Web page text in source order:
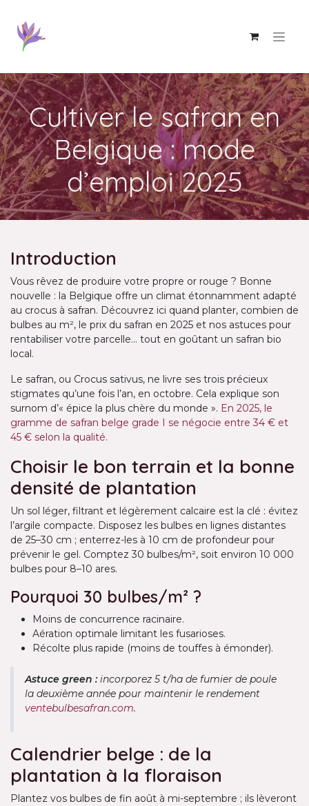
Cultiver le safran en
Belgique : mode
d’emploi 2025
Introduction
Vous rêvez de produire votre propre or rouge ? Bonne
nouvelle : la Belgique offre un climat étonnamment adapté
au crocus à safran. Découvrez ici quand planter, combien de
bulbes au m², le prix du safran en 2025 et nos astuces pour
rentabiliser votre parcelle… tout en goûtant un safran bio
local.
Le safran, ou Crocus sativus, ne livre ses trois précieux
stigmates qu’une fois l’an, en octobre. Cela explique son
surnom d’« épice la plus chère du monde ». En 2025, le
gramme de safran belge grade I se négocie entre 34 € et
45 € selon la qualité.
Choisir le bon terrain et la bonne
densité de plantation
Un sol léger, filtrant et légèrement calcaire est la clé : évitez
l’argile compacte. Disposez les bulbes en lignes distantes
de 25–30 cm ; enterrez-les à 10 cm de profondeur pour
prévenir le gel. Comptez 30 bulbes/m², soit environ 10 000
bulbes pour 8–10 ares.
Pourquoi 30 bulbes/m² ?
Moins de concurrence racinaire.
Aération optimale limitant les fusarioses.
Récolte plus rapide (moins de touffes à émonder).
Astuce green :incorporez 5 t/ha de fumier de poule
la deuxième année pour maintenir le rendement
ventebulbesafran.com.
Calendrier belge : de la
plantation à la floraison
Plantez vos bulbes de fin août à mi-septembre ; ils lèveront